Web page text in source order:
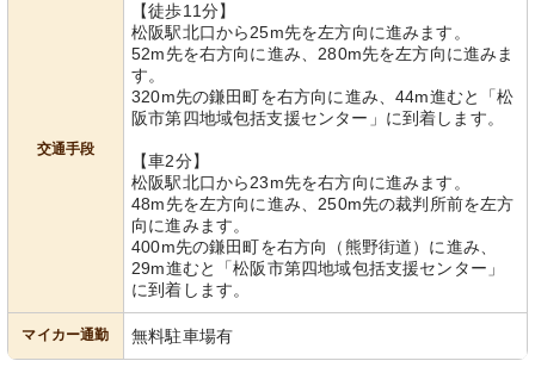
交通手段
【徒歩11分】
松阪駅北口から25m先を左方向に進みます。
52m先を右方向に進み、280m先を左方向に進みま
す。
320m先の鎌田町を右方向に進み、44m進むと「松
阪市第四地域包括支援センター」に到着します。
【車2分】
松阪駅北口から23m先を右方向に進みます。
48m先を左方向に進み、250m先の裁判所前を左方
向に進みます。
400m先の鎌田町を右方向（熊野街道）に進み、
29m進むと「松阪市第四地域包括支援センター」
に到着します。
マイカー通勤 無料駐車場有